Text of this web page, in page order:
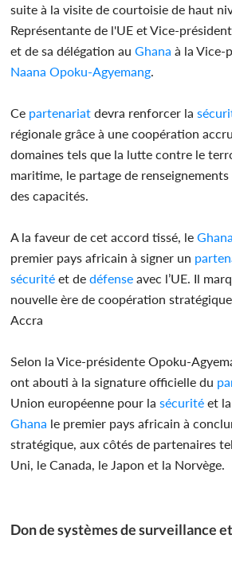
suite à la visite de courtoisie de haut
Représentante de l'UE et Vice-
et de sa délégation auGhana à la Vice-
Naana Opoku-Agyemang.
Ce partenariat devra renforcer la
régionale grâce à une coopération
domaines tels que la lutte contre le
maritime, le partage de
des capacités.
A la faveur de cet accord tissé, leGhana
premier pays africain à signer un
sécurité et de défense avec l’UE. Il
nouvelle ère de coopération
Accra
Selon la Vice-présidente Opoku-
ont abouti à la signature officielle du
Union européenne pour la sécurité et la
Ghana le premier pays africain à
stratégique, aux côtés de partenaires
Uni, le Canada, le Japon et la Norvège.
Don de systèmes de surveillance